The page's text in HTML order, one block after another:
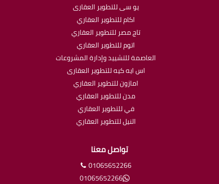
يو سى للتطوير العقارى
اكام للتطوير العقاري
تاج مصر للتطوير العقاري
اتوم للتطوير العقاري
العاصمة للتشييد وإدارة المشروعات
اس ايه كيه للتطوير العقارى
امازون للتطوير العقاري
مدن للتطوير العقاري
في للتطوير العقاري
النيل للتطوير العقاري
تواصل معنا
01065652266
01065652266